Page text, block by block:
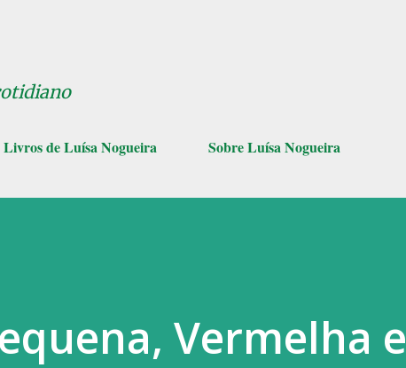
Livros de Luísa Nogueira Sobre Luísa Nogueira
Vermelha e